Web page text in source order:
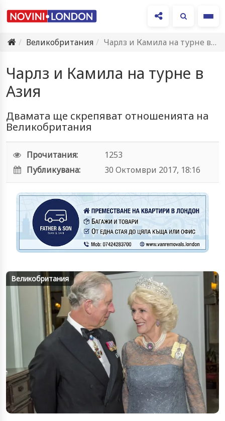
Великобритания
Чарлз и Камила на турне в Азия
Чарлз и Камила на турне в
Азия
Двамата ще скрепяват отношенията на
Великобритания
Прочитания:
1253
Публикувана:
30 Октомври 2017, 18:16
Великобритания